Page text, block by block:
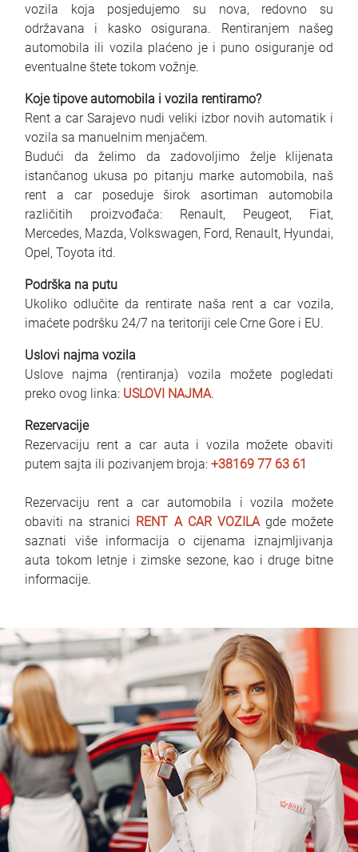
vozila koja posjedujemo su nova, redovno su
održavana i kasko osigurana. Rentiranjem našeg
automobila ili vozila plaćeno je i puno osiguranje od
eventualne štete tokom vožnje.
Koje tipove automobila i vozila rentiramo?
Rent a car Sarajevo nudi veliki izbor novih automatik i
vozila sa manuelnim menjačem.
Budući da želimo da zadovoljimo želje klijenata
istančanog ukusa po pitanju marke automobila, naš
rent a car poseduje širok asortiman automobila
različitih proizvođača: Renault, Peugeot, Fiat,
Mercedes, Mazda, Volkswagen, Ford, Renault, Hyundai,
Opel, Toyota itd.
Podrška na putu
Ukoliko odlučite da rentirate naša rent a car vozila,
imaćete podršku 24/7 na teritoriji cele Crne Gore i EU.
Uslovi najma vozila
Uslove najma (rentiranja) vozila možete pogledati
preko ovog linka: USLOVI NAJMA.
Rezervacije
Rezervaciju rent a car auta i vozila možete obaviti
putem sajta ili pozivanjem broja: +38169 77 63 61
Rezervaciju rent a car automobila i vozila možete
obaviti na stranici RENT A CAR VOZILAgde možete
saznati više informacija o cijenama iznajmljivanja
auta tokom letnje i zimske sezone, kao i druge bitne
informacije.